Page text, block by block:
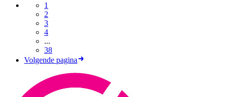
1
2
3
4
...
38
Volgende pagina